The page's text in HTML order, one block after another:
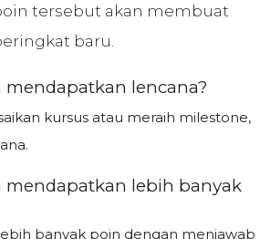
tersebut akan membuat
baru.
mendapatkan lencana?
kursus atau meraih milestone,
mendapatkan lebih banyak
banyak poin dengan menjawab